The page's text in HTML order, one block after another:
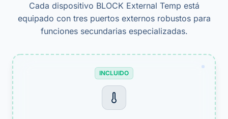
Cada dispositivo BLOCK External Temp está
equipado con tres puertos externos robustos para
funciones secundarias especializadas.
INCLUIDO